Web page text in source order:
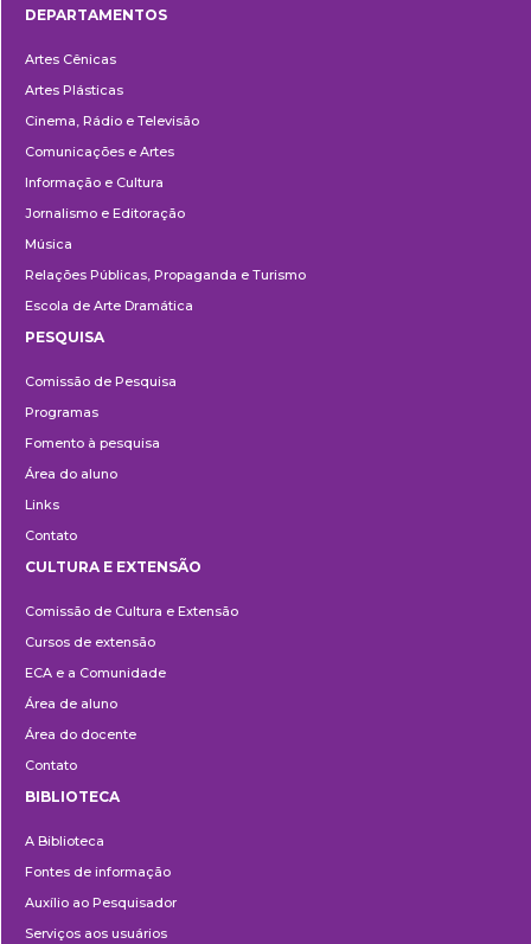
DEPARTAMENTOS
Artes Cênicas
Artes Plásticas
Cinema, Rádio e Televisão
Comunicações e Artes
Informação e Cultura
Jornalismo e Editoração
Música
Relações Públicas, Propaganda e Turismo
Escola de Arte Dramática
PESQUISA
Comissão de Pesquisa
Programas
Fomento à pesquisa
Área do aluno
Links
Contato
e
Extensão
CULTURA E EXTENSÃO
Comissão de Cultura e Extensão
Cursos de extensão
ECA e a Comunidade
Área de aluno
Área do docente
Contato
BIBLIOTECA
A Biblioteca
Fontes de informação
Auxílio ao Pesquisador
Serviços aos usuários